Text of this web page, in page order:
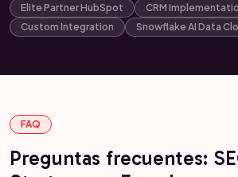
Elite Partner HubSpot
CRM
Custom Integration
Snowflake AI Data
FAQ
Preguntas frecuentes: